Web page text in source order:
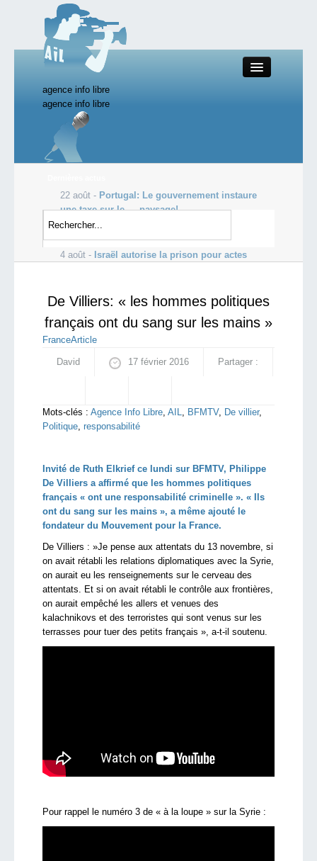
agence info libre
Close
Productions AIL
Starting Doc
agence info libre
22 août - Portugal: Le gouvernement instaure
une taxe sur le … paysage!
4 août -Ce lundi, l’humanité aura épuisé toutes
les ressources disponibles sur un an....
4 août - Israël autorise la prison pour actes
De Villiers: « les hommes politiques
français ont du sang sur les mains »
FranceArticle
David 17 février 2016 Partager :
Mots-clés : Agence Info Libre, AIL, BFMTV, De villier,
Politique, responsabilité
Invité de Ruth Elkrief ce lundi sur BFMTV, Philippe
De Villiers a affirmé que les hommes politiques
français « ont une responsabilité criminelle ». « Ils
ont du sang sur les mains », a même ajouté le
fondateur du Mouvement pour la France.
De Villiers : »Je pense aux attentats du 13 novembre, si
on avait rétabli les relations diplomatiques avec la Syrie,
on aurait eu les renseignements sur le cerveau des
attentats. Et si on avait rétabli le contrôle aux frontières,
on aurait empêché les allers et venues des
kalachnikovs et des terroristes qui sont venus sur les
terrasses pour tuer des petits français », a-t-il soutenu.
Pour rappel le numéro 3 de « à la loupe » sur la Syrie :